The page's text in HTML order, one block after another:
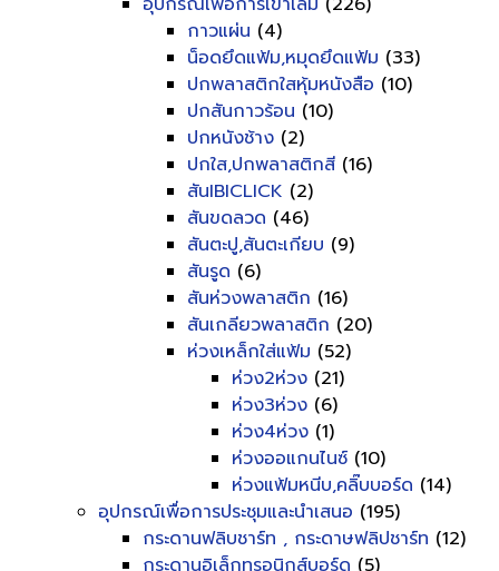
กาวแผ่น (4)
น็อดยึดแฟ้ม,หมุดยึดแฟ้ม (33)
ปกพลาสติกใสหุ้มหนังสือ (10)
ปกสันกาวร้อน (10)
ปกหนังช้าง (2)
ปกใส,ปกพลาสติกสี (16)
สันIBICLICK (2)
สันขดลวด (46)
สันตะปู,สันตะเกียบ (9)
สันรูด (6)
สันห่วงพลาสติก (16)
สันเกลียวพลาสติก (20)
ห่วงเหล็กใส่แฟ้ม (52)
ห่วง2ห่วง (21)
ห่วง3ห่วง (6)
ห่วง4ห่วง (1)
ห่วงออแกนไนซ์ (10)
ห่วงแฟ้มหนีบ,คลิ๊บบอร์ด (14)
อุปกรณ์เพื่อการประชุมและนำเสนอ (195)
กระดานฟลิบชาร์ท , กระดาษฟลิปชาร์ท (12)
กระดานอิเล็กทรอนิกส์บอร์ด (5)